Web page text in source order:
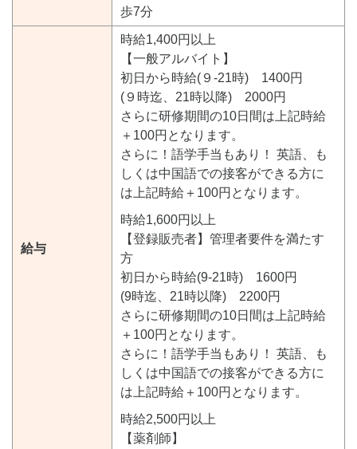
歩7分
給与
時給1,400円以上
【一般アルバイト】
初日から時給(９-21時) 1400円
(９時迄、21時以降) 2000円
さらに研修期間の10日間は上記時給
＋100円となります。
さらに！語学手当もあり！ 英語、も
しくは中国語での接客ができる方に
は上記時給＋100円となります。
時給1,600円以上
【登録販売者】管理者要件を満たす
方
初日から時給(9-21時) 1600円
(9時迄、21時以降) 2200円
さらに研修期間の10日間は上記時給
＋100円となります。
さらに！語学手当もあり！ 英語、も
しくは中国語での接客ができる方に
は上記時給＋100円となります。
時給2,500円以上
【薬剤師】